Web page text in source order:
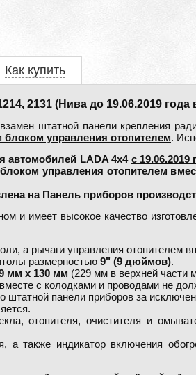
Как купить
2131 (Нива до 19.06.2019 года
штатной панели крепления
управления отопителем.
LADA 4x4 c 19.06.2019
управления отопителем
на Панель приборов
и имеет высокое качество
а рычаги управления отопителем
размерностью 9" (9 дюймов).
мм х 130 мм (229 мм в верхней части
с колодками и проводами не
штатной панели приборов за
отопителя, очистителя и
а также индикатор включения